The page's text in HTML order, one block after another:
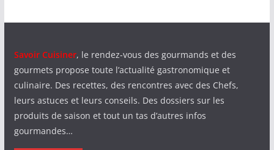
Savoir Cuisiner, le rendez-vous des gourmands et des
gourmets propose toute l’actualité gastronomique et
culinaire. Des recettes, des rencontres avec des Chefs,
leurs astuces et leurs conseils. Des dossiers sur les
produits de saison et tout un tas d’autres infos
gourmandes…